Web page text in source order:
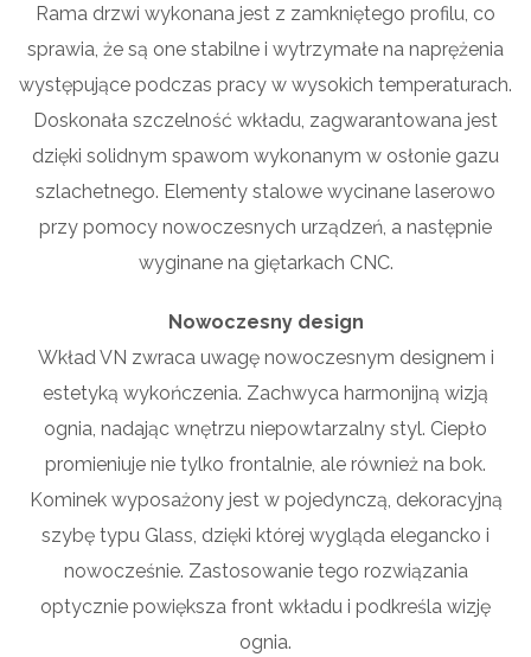
Rama drzwi wykonana jest z zamkniętego profilu, co
sprawia, że są one stabilne i wytrzymałe na naprężenia
występujące podczas pracy w wysokich temperaturach.
Doskonała szczelność wkładu, zagwarantowana jest
dzięki solidnym spawom wykonanym w osłonie gazu
szlachetnego. Elementy stalowe wycinane laserowo
przy pomocy nowoczesnych urządzeń, a następnie
wyginane na giętarkach CNC.
Nowoczesny design
Wkład VN zwraca uwagę nowoczesnym designem i
estetyką wykończenia. Zachwyca harmonijną wizją
ognia, nadając wnętrzu niepowtarzalny styl. Ciepło
promieniuje nie tylko frontalnie, ale również na bok.
Kominek wyposażony jest w pojedynczą, dekoracyjną
szybę typu Glass, dzięki której wygląda elegancko i
nowocześnie. Zastosowanie tego rozwiązania
optycznie powiększa front wkładu i podkreśla wizję
ognia.